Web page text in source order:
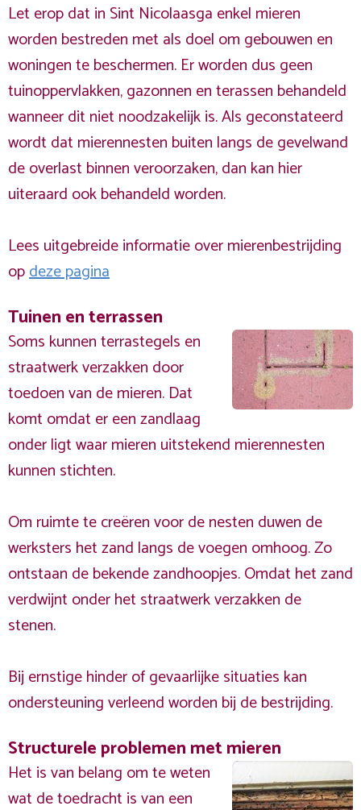
Let erop dat in Sint Nicolaasga enkel mieren
worden bestreden met als doel om gebouwen en
woningen te beschermen. Er worden dus geen
tuinoppervlakken, gazonnen en terassen behandeld
wanneer dit niet noodzakelijk is. Als geconstateerd
wordt dat mierennesten buiten langs de gevelwand
de overlast binnen veroorzaken, dan kan hier
uiteraard ook behandeld worden.
Lees uitgebreide informatie over mierenbestrijding
opdeze pagina
Tuinen en terrassen
Soms kunnen terrastegels en
straatwerk verzakken door
toedoen van de mieren. Dat
komt omdat er een zandlaag
onder ligt waar mieren uitstekend mierennesten
kunnen stichten.
Om ruimte te creëren voor de nesten duwen de
werksters het zand langs de voegen omhoog. Zo
ontstaan de bekende zandhoopjes. Omdat het zand
verdwijnt onder het straatwerk verzakken de
stenen.
Bij ernstige hinder of gevaarlijke situaties kan
ondersteuning verleend worden bij de bestrijding.
Structurele problemen met mieren
Het is van belang om te weten
wat de toedracht is van een